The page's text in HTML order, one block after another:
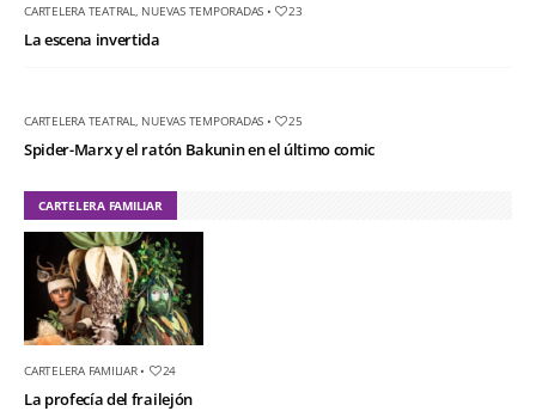
CARTELERA TEATRAL NUEVAS TEMPORADAS • 23
La escena invertida
CARTELERA TEATRAL NUEVAS TEMPORADAS • 25
Spider-Marx y el ratón Bakunin en el último comic
CARTELERA FAMILIAR
CARTELERA FAMILIAR• 24
La profecía del frailejón